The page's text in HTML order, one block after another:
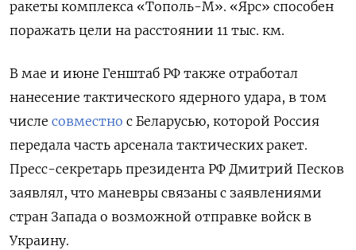
ракеты комплекса «Тополь-М». «Ярс» способен
поражать цели на расстоянии 11 тыс. км.
В мае и июне Генштаб РФ также отработал
нанесение тактического ядерного удара, в том
числе совместно с Беларусью, которой Россия
передала часть арсенала тактических ракет.
Пресс-секретарь президента РФ Дмитрий Песков
заявлял, что маневры связаны с заявлениями
стран Запада о возможной отправке войск в
Украину.